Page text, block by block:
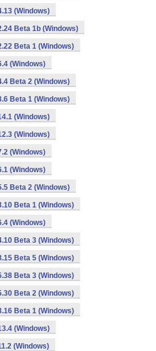
(Windows)
Beta 1b (Windows)
Beta 1 (Windows)
(Windows)
Beta 2 (Windows)
Beta 1 (Windows)
(Windows)
(Windows)
(Windows)
(Windows)
Beta 2 (Windows)
Beta 1 (Windows)
(Windows)
Beta 3 (Windows)
Beta 5 (Windows)
Beta 3 (Windows)
Beta 2 (Windows)
Beta 1 (Windows)
(Windows)
(Windows)